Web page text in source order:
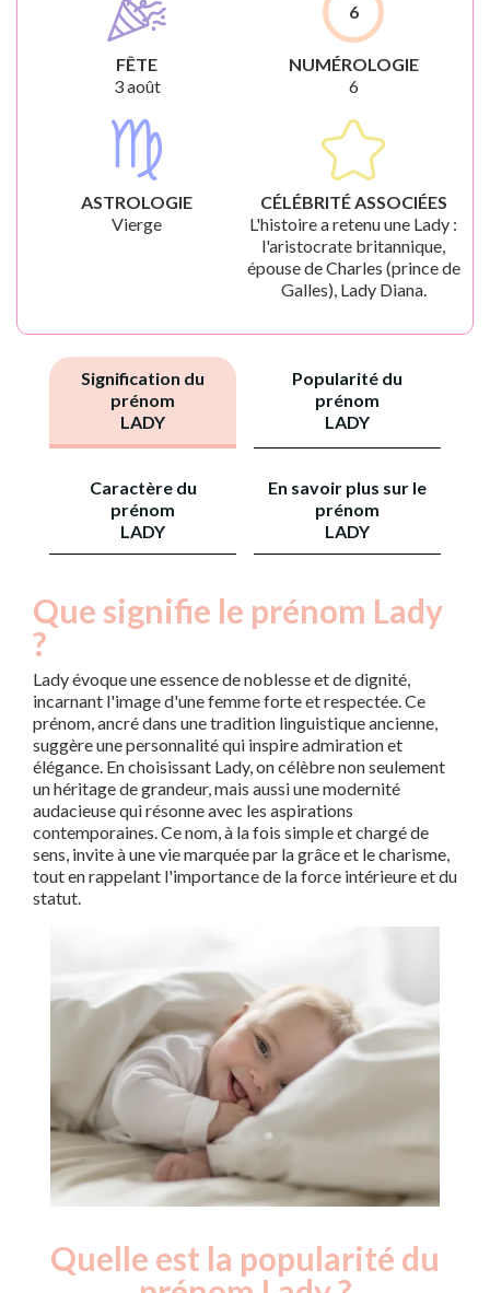
FÊTE
3 août
6
NUMÉROLOGIE
6
ASTROLOGIE
Vierge
CÉLÉBRITÉ ASSOCIÉES
L'histoire a retenu une Lady :
l'aristocrate britannique,
épouse de Charles (prince de
Galles), Lady Diana.
Signification du
prénom
LADY
Popularité du
prénom
LADY
Caractère du
prénom
LADY
En savoir plus sur le
prénom
LADY
Que signifie le prénom Lady
?
Lady évoque une essence de noblesse et de dignité,
incarnant l'image d'une femme forte et respectée. Ce
prénom, ancré dans une tradition linguistique ancienne,
suggère une personnalité qui inspire admiration et
élégance. En choisissant Lady, on célèbre non seulement
un héritage de grandeur, mais aussi une modernité
audacieuse qui résonne avec les aspirations
contemporaines. Ce nom, à la fois simple et chargé de
sens, invite à une vie marquée par la grâce et le charisme,
tout en rappelant l'importance de la force intérieure et du
statut.
Quelle est la popularité du
Année
Nouveaux-
nés